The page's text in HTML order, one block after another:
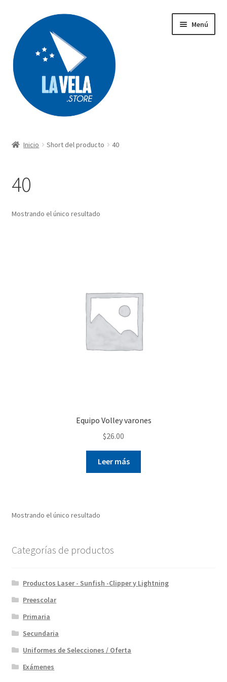
la
navegación
contenido
Menú
Acerca de Lavela
Tienda
Inicio Short del producto 40
40
Mostrando el único resultado
Equipo Volley varones
$26.00
Leer más
Mostrando el único resultado
Categorías de productos
Productos Laser - Sunfish -Clipper y Lightning
Preescolar
Primaria
Secundaria
Uniformes de Selecciones / Oferta
Exámenes